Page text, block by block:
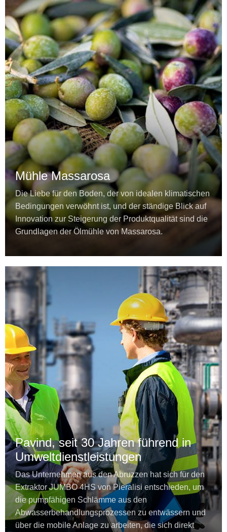
Mühle Massarosa
Die Liebe für den Boden, der von idealen klimatischen
Bedingungen verwöhnt ist, und der ständige Blick auf
Innovation zur Steigerung der Produktqualität sind die
Grundlagen der Ölmühle von Massarosa.
Pavind, seit 30 Jahren führend in
Umweltdienstleistungen
Das Unternehmen aus den Abruzzen hat sich für den
Extraktor JUMBO 4HS von Pieralisi entschieden, um
die pumpfähigen Schlämme aus den
Abwasserbehandlungsprozessen zu entwässern und
über die mobile Anlage zu arbeiten, die sich direkt